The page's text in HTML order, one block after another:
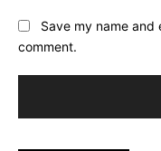
Save my name and
comment.